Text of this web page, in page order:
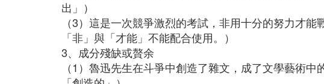
出」）
（3）這是一次競爭激烈的考試，非用十分的努力才能
「非」與「才能」不能配合使用。）
3、成分殘缺或贅余
（1）魯迅先生在斗爭中創造了雜文，成了文學藝術